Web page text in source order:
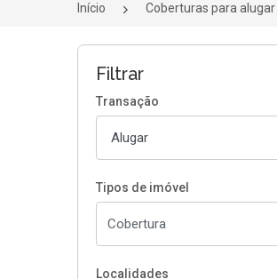
Início Coberturas para alugar
Filtrar
Transação
Tipos de imóvel
Localidades